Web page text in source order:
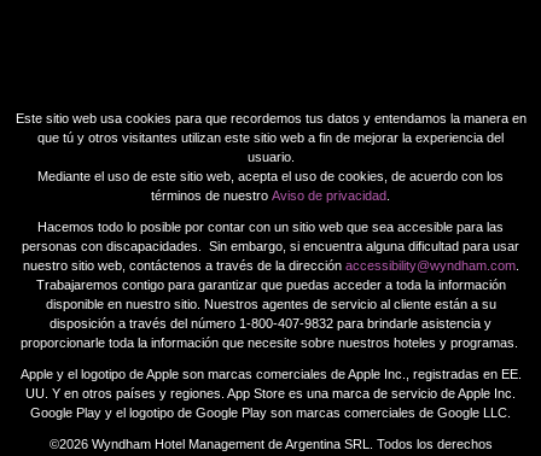
Este sitio web usa cookies para que recordemos tus datos y entendamos la manera en
que tú y otros visitantes utilizan este sitio web a fin de mejorar la experiencia del
usuario.
Mediante el uso de este sitio web, acepta el uso de cookies, de acuerdo con los
términos de nuestro Aviso de privacidad
Hacemos todo lo posible por contar con un sitio web que sea accesible para las
personas con discapacidades. Sin embargo, si encuentra alguna dificultad para usar
nuestro sitio web, contáctenos a través de la dirección accessibility@wyndham.com.
Trabajaremos contigo para garantizar que puedas acceder a toda la información
disponible en nuestro sitio. Nuestros agentes de servicio al cliente están a su
disposición a través del número 1-800-407-9832 para brindarle asistencia y
proporcionarle toda la información que necesite sobre nuestros hoteles y programas.
Apple y el logotipo de Apple son marcas comerciales de Apple Inc., registradas en EE.
UU. Y en otros países y regiones. App Store es una marca de servicio de Apple Inc.
Google Play y el logotipo de Google Play son marcas comerciales de Google LLC.
©2026 Wyndham Hotel Management de Argentina SRL. Todos los derechos